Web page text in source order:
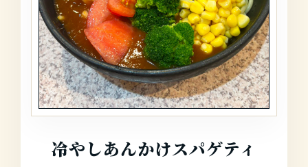
冷やしあんかけスパゲティ